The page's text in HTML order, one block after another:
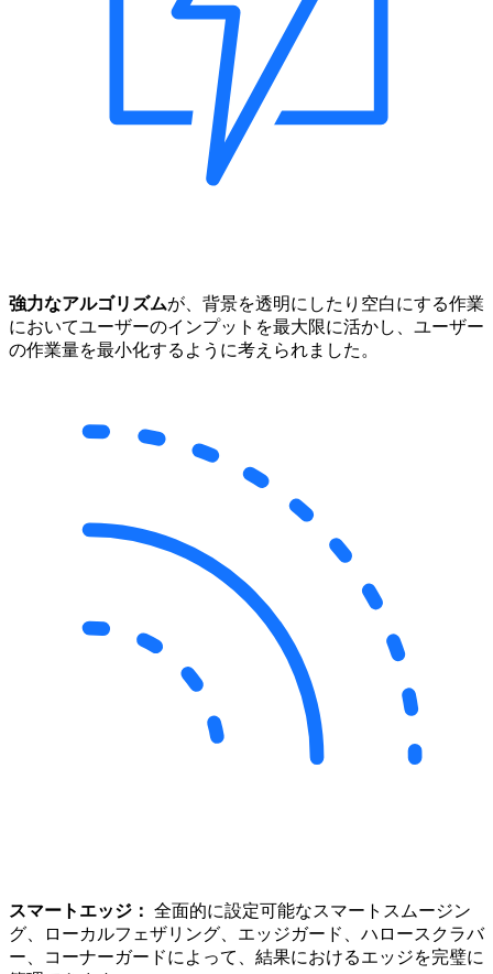
強力なアルゴリズムが、背景を透明にしたり空白にする作業
においてユーザーのインプットを最大限に活かし、ユーザー
の作業量を最小化するように考えられました。
スマートエッジ： 全面的に設定可能なスマートスムージン
グ、ローカルフェザリング、エッジガード、ハロースクラバ
ー、コーナーガードによって、結果におけるエッジを完璧に